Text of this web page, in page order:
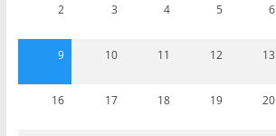
2 3 4 5 6
9 10 11 12 13
16 17 18 19 20